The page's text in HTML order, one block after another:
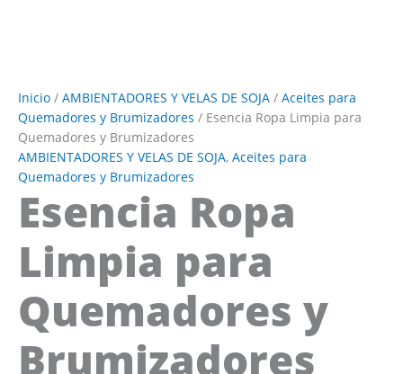
Inicio / AMBIENTADORES Y VELAS DE SOJA / Aceites para
Quemadores y Brumizadores / Esencia Ropa Limpia para
Quemadores y Brumizadores
AMBIENTADORES Y VELAS DE SOJA, Aceites para
Quemadores y Brumizadores
Esencia Ropa
Limpia para
Quemadores y
Brumizadores